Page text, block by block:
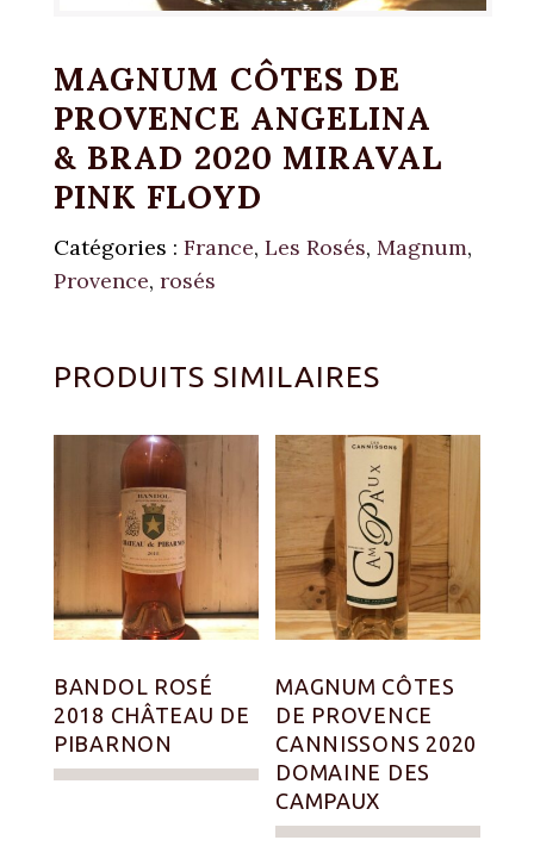
MAGNUM CÔTES DE
PROVENCE ANGELINA
& BRAD 2020 MIRAVAL
PINK FLOYD
Catégories : France, Les Rosés, Magnum,
Provence, rosés
PRODUITS SIMILAIRES
BANDOL ROSÉ
2018 CHÂTEAU DE
PIBARNON
MAGNUM CÔTES
DE PROVENCE
CANNISSONS 2020
DOMAINE DES
CAMPAUX